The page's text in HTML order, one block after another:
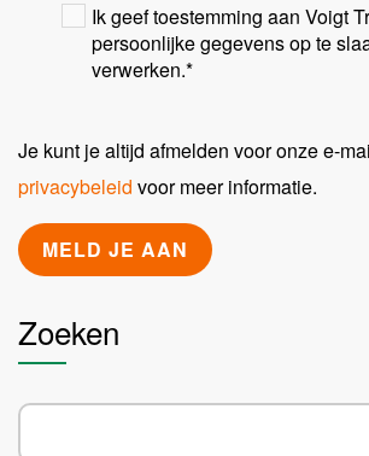
Ik geef toestemming aan Voigt
persoonlijke gegevens op te
verwerken.*
Je kunt je altijd afmelden voor onze e-
privacybeleid voor meer informatie.
Zoeken